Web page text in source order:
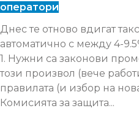
оператори
Днес те отново вдигат
автоматично с между 4-
1. Нужни са законови
този произвол (вече
правилата (и избор на
Комисията за защита...